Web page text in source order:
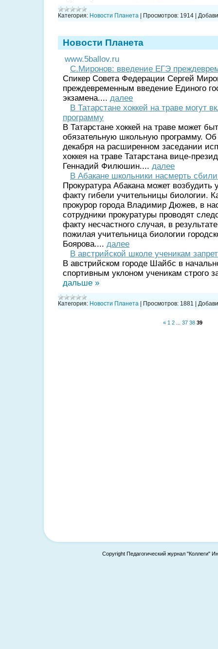
Категория: Новости Планета | Просмотров: 1914 |
Новости Планета
www.5ballov.ru
С.Миронов: введение ЕГЭ
Спикер Совета Федерации Сергей
преждевременным введение Единого
экзамена.... далее
В Татарстане хоккей на траве могут
программу
В Татарстане хоккей на траве может
обязательную школьную программу.
декабря на расширенном заседании
хоккея на траве Татарстана вице-
Геннадий Филюшин.... далее
В Абакане школьники насмерть
Прокуратура Абакана может возбудить
факту гибели учительницы биологии.
прокурор города Владимир Дюжев, в
сотрудники прокуратуры проводят
факту несчастного случая, в
пожилая учительница биологии
Боярова.... далее
В австрийской школе ученикам
В австрийском городе Шайбс в
спортивным уклоном ученикам строго
дальше »
Категория: Новости Планета | Просмотров: 1881 |
« 1 2 37 38 39
Copyright Педагогический журнал "Коллеги"